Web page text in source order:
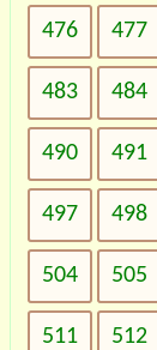
476 477
483 484
490 491
497 498
504 505
511 512